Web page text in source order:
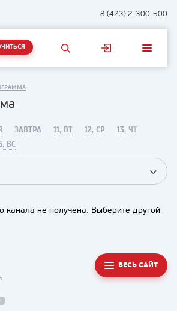
8 (423) 2-300-500
ЗАВТРА 11, ВТ 12, СР
13, ЧТ
ВС
канала не получена. Выберите другой
ВЕСЬ САЙТ